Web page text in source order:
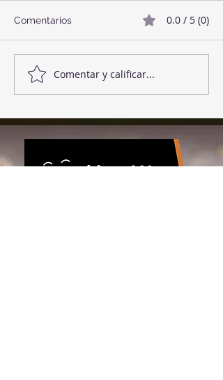
Mermelada de Fresas
Comentarios 0.0 / 5 (0)
Comentar y calificar...